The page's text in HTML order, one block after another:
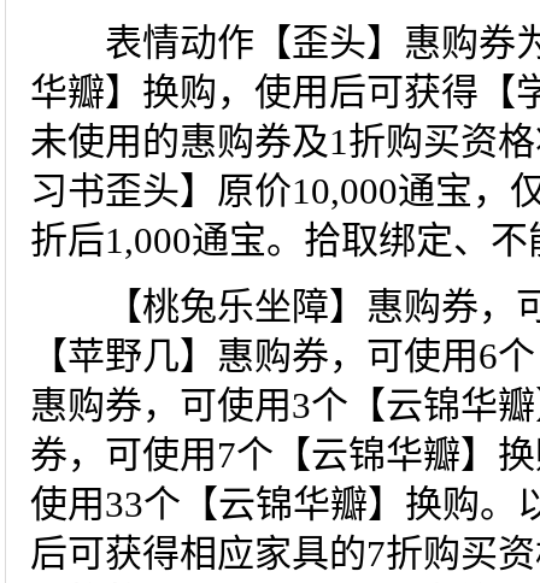
表情动作【歪头】惠购券
华瓣】换购，使用后可获得【
未使用的惠购券及1折购买资
习书歪头】原价10,000通宝，
折后1,000通宝。拾取绑定、
【桃兔乐坐障】惠购券，
【苹野几】惠购券，可使用6
惠购券，可使用3个【云锦华
券，可使用7个【云锦华瓣】
使用33个【云锦华瓣】换购。
后可获得相应家具的7折购买